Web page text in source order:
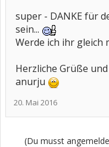
super - DANKE für
sein...
Werde ich ihr gleich
Herzliche Grüße
anurju
20. Mai 2016
(Du musst